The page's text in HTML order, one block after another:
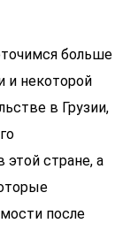
больше
и некоторой
в Грузии,
этой стране, а
после